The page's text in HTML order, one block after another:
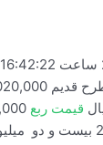
و بیست هزار
قیمت ربع